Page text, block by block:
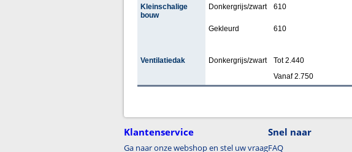
Kleinschalige
bouw
Donkergrijs/zwart 610
Gekleurd 610
Ventilatiedak Donkergrijs/zwart Tot 2.440
Vanaf 2.750
Klantenservice
Ga naar onze webshop en stel uw vraag
Snel naar
FAQ